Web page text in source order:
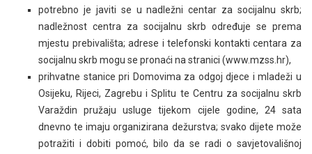
potrebno je javiti se u nadležni centar za socijalnu skrb;
nadležnost centra za socijalnu skrb određuje se prema
mjestu prebivališta; adrese i telefonski kontakti centara za
socijalnu skrb mogu se pronaći na stranici (www.mzss.hr),
prihvatne stanice pri Domovima za odgoj djece i mladeži u
Osijeku, Rijeci, Zagrebu i Splitu te Centru za socijalnu skrb
Varaždin pružaju usluge tijekom cijele godine, 24 sata
dnevno te imaju organizirana dežurstva; svako dijete može
potražiti i dobiti pomoć, bilo da se radi o savjetovališnoj